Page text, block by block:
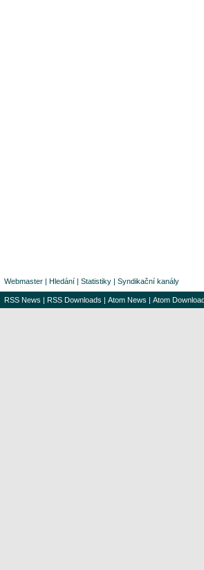
Webmaster | Hledání | Statistiky | Syndikační kanály
RSS News | RSS Downloads | Atom News | Atom